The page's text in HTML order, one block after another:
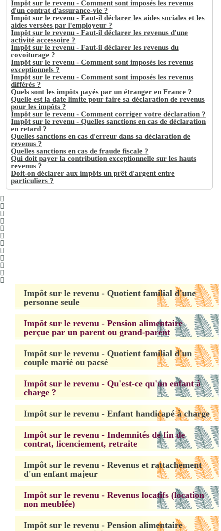
Impôt sur le revenu - Comment sont imposés les revenus
d'un contrat d'assurance-vie ?
Impôt sur le revenu - Faut-il déclarer les aides sociales et les
aides versées par l'employeur ?
Impôt sur le revenu - Faut-il déclarer les revenus d'une
activité accessoire ?
Impôt sur le revenu - Faut-il déclarer les revenus du
covoiturage ?
Impôt sur le revenu - Comment sont imposés les revenus
exceptionnels ?
Impôt sur le revenu - Comment sont imposés les revenus
différés ?
Quels sont les impôts payés par un étranger en France ?
Quelle est la date limite pour faire sa déclaration de revenus
pour les impôts ?
Impôt sur le revenu - Comment corriger votre déclaration ?
Impôt sur le revenu - Quelles sanctions en cas de déclaration
en retard ?
Quelles sanctions en cas d'erreur dans sa déclaration de
revenus ?
Quelles sanctions en cas de fraude fiscale ?
Qui doit payer la contribution exceptionnelle sur les hauts
revenus ?
Doit-on déclarer aux impôts un prêt d'argent entre
particuliers ?
Impôt sur le revenu - Quotient familial d'une
personne seule
Impôt sur le revenu - Pension alimentaire
perçue par un parent ou grand-parent
Impôt sur le revenu - Quotient familial d'un
couple marié ou pacsé
Impôt sur le revenu - Qu'est-ce qu'un enfant à
charge ?
Impôt sur le revenu - Enfant handicapé à charge
Impôt sur le revenu - Indemnités de fin de
contrat, licenciement, retraite
Impôt sur le revenu - Revenus et rattachement
d'un enfant majeur
Impôt sur le revenu - Revenus locatifs (location
non meublée)
Impôt sur le revenu - Pension alimentaire